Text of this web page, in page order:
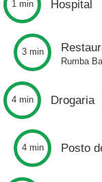
1 min Hospital
3 min
Rumba
4 min Drogaria
4 min Posto